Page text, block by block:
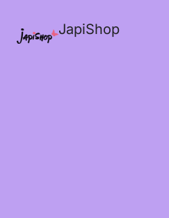
JapiShop